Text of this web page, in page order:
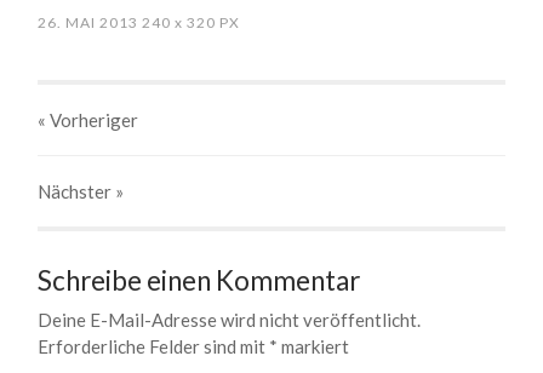
26. MAI 2013 240x 320 PX
« Vorheriger
Nächster »
Schreibe einen Kommentar
Deine E-Mail-Adresse wird nicht veröffentlicht.
Erforderliche Felder sind mit * markiert